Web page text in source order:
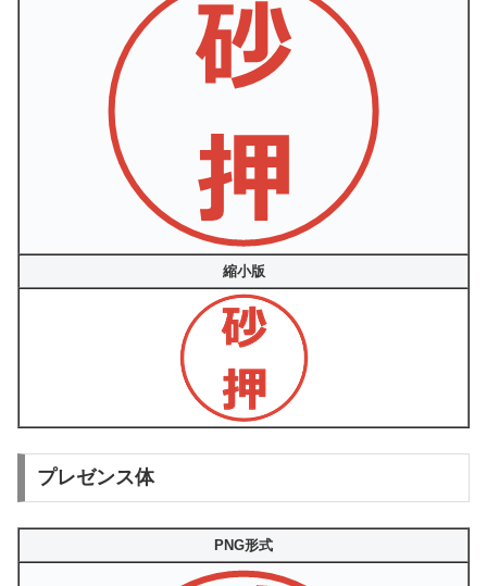
縮小版
プレゼンス体
PNG形式